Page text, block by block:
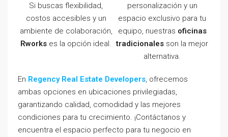
Si buscas flexibilidad,
costos accesibles y un
ambiente de colaboración,
Rworks es la opción ideal.
personalización y un
espacio exclusivo para tu
equipo, nuestras oficinas
tradicionales son la mejor
alternativa.
En Regency Real Estate Developers, ofrecemos
ambas opciones en ubicaciones privilegiadas,
garantizando calidad, comodidad y las mejores
condiciones para tu crecimiento. ¡Contáctanos y
encuentra el espacio perfecto para tu negocio en